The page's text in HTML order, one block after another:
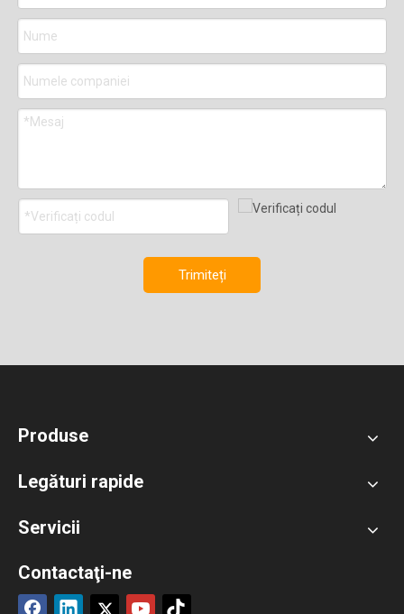
Trimiteți
Produse
Legături rapide
Servicii
Contactaţi-ne